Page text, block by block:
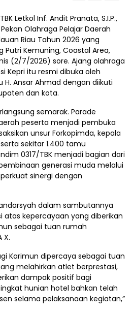
Letkol Inf. Andit Pranata, S.I.P.,
Olahraga Pelajar Daerah
Riau Tahun 2026 yang
Putri Kemuning, Coastal Area,
(2/7/2026) sore. Ajang olahraga
Kepri itu resmi dibuka oleh
H. Ansar Ahmad dengan diikuti
dan kota.
semarak. Parade
peserta menjadi pembuka
unsur Forkopimda, kepala
sekitar 1.400 tamu
0317/TBK menjadi bagian dari
generasi muda melalui
sinergi dengan
dalam sambutannya
atas kepercayaan yang diberikan
sebagai tuan rumah
X.
Karimun dipercaya sebagai tuan
melahirkan atlet berprestasi,
dampak positif bagi
hunian hotel bahkan telah
selama pelaksanaan kegiatan,”